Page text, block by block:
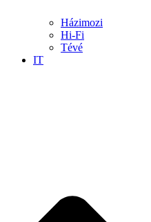
Házimozi
Hi-Fi
Tévé
IT